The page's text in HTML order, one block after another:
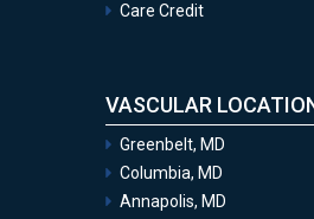
Care Credit
VASCULAR
Greenbelt, MD
Columbia, MD
Annapolis, MD